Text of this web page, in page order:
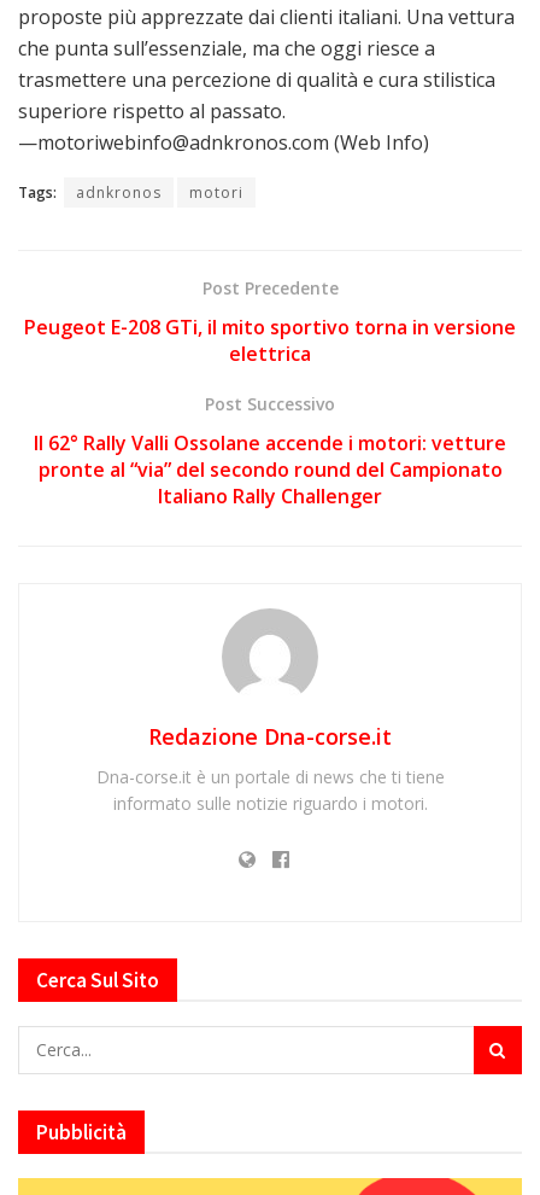
proposte più apprezzate dai clienti italiani. Una vettura
che punta sull’essenziale, ma che oggi riesce a
trasmettere una percezione di qualità e cura stilistica
superiore rispetto al passato.
—motoriwebinfo@adnkronos.com (Web Info)
Tags: adnkronos motori
Post Precedente
Peugeot E-208 GTi, il mito sportivo torna in versione
elettrica
Post Successivo
Il 62° Rally Valli Ossolane accende i motori: vetture
pronte al “via” del secondo round del Campionato
Italiano Rally Challenger
Redazione Dna-corse.it
Dna-corse.it è un portale di news che ti tiene
informato sulle notizie riguardo i motori.
Cerca Sul Sito
Pubblicità